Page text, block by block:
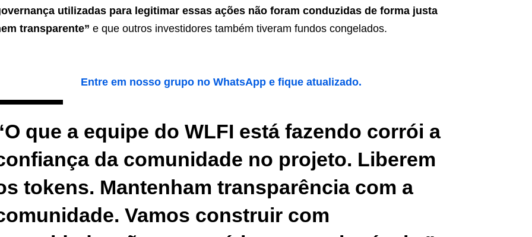
utilizadas para legitimar essas ações não foram conduzidas de forma justa
transparente” e que outros investidores também tiveram fundos congelados.
Entre em nosso grupo no WhatsApp e fique atualizado.
que a equipe do WLFI está fazendo corrói a
da comunidade no projeto. Liberem
tokens. Mantenham transparência com a
Vamos construir com